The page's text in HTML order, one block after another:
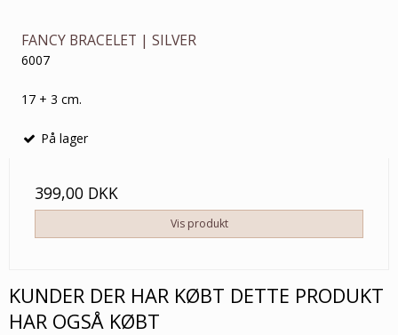
FANCY BRACELET | SILVER
6007
17 + 3 cm.
På lager
399,00 DKK
Vis produkt
KUNDER DER HAR KØBT DETTE PRODUKT
HAR OGSÅ KØBT